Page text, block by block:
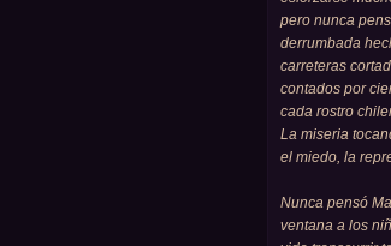
pero nunca
derrumbada
carreteras
contados por
cada rostro
La miseria
el miedo, la
Nunca pensó
ventana a los